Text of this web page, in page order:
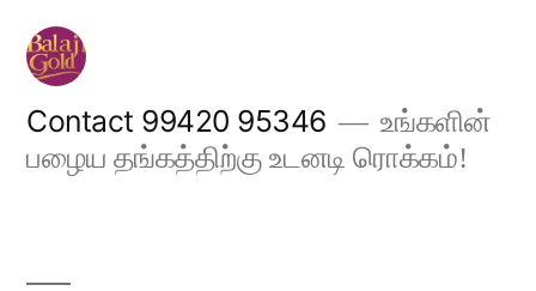
Skip
content
Contact 99420 95346
உங்களின்
பழைய தங்கத்திற்கு உடனடி ரொக்கம்!